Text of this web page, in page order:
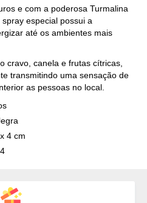
e com a poderosa Turmalina
especial possui a
até os ambientes mais
cravo, canela e frutas cítricas,
transmitindo uma sensação de
as pessoas no local.
4 cm